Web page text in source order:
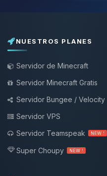
NUESTROS PLANES
Servidor de Minecraft
Servidor Minecraft Gratis
Servidor Bungee / Velocity
Servidor VPS
Servidor Teamspeak
NEW !
Super Choupy NEW !